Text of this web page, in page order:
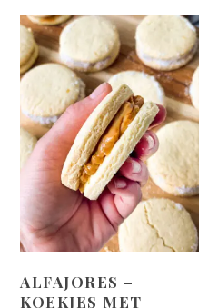
ALFAJORES –
KOEKJES MET